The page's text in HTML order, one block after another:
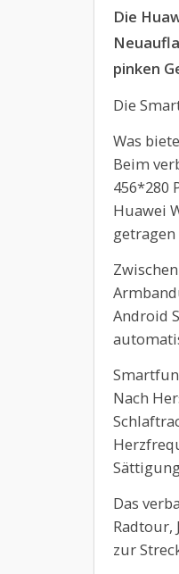
Die
pinken
Die
Was
Beim
456*280
Huawei
getragen
Android
Nach
Das
Radtour,
zur